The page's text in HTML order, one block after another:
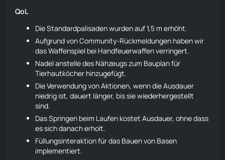
QoL
Die Standardpalisaden wurden auf 1,5 m erhöht.
Aufgrund von Community-Rückmeldungen haben wir
das Waffenspiel bei Handfeuerwaffen verringert.
Nadelanstelle des Nähzeugs zum Bauplan für
Tierhautköcher hinzugefügt.
Die Verwendung von Aktionen, wenn dieAusdauer
niedrig ist, dauert länger, bis sie wiederhergestellt
sind.
Das Springen beim Laufen kostet Ausdauer, ohne dass
es sich danach erholt.
Füllungsinteraktion für das Bauen von Basen
implementiert.